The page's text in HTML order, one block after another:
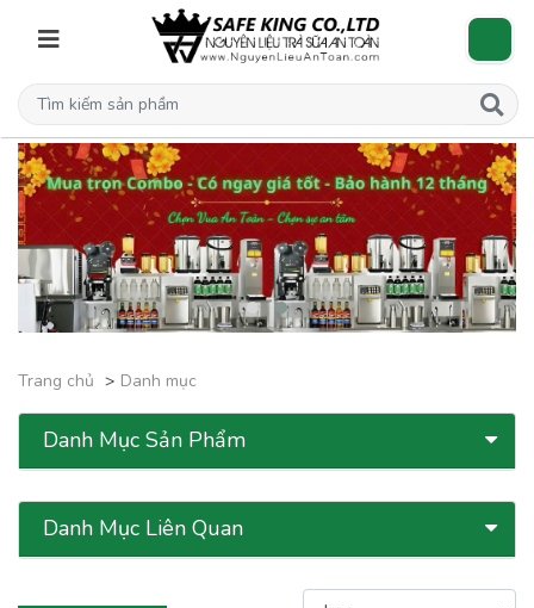
Trang chủ Danh mục
Danh Mục Sản Phẩm
Danh Mục Liên Quan